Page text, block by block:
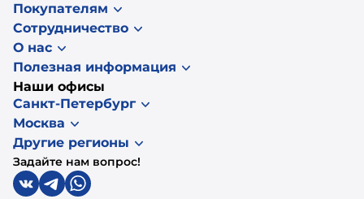
Покупателям
Сотрудничество
О нас
Полезная информация
Наши офисы
Санкт-Петербург
Москва
Другие регионы
Задайте нам вопрос!